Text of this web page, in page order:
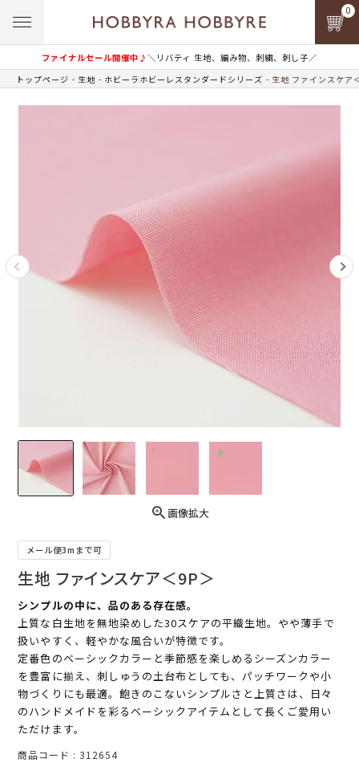
ファイナルセール開催中♪＼リバティ 生地、編み物、刺繍、刺し子／
0
トップページ 生地 ホビーラホビーレスタンダードシリーズ 生地 ファインスケア
画像拡大
メール便3mまで可
生地 ファインスケア＜9P＞
シンプルの中に、品のある存在感。
上質な白生地を無地染めした30スケアの平織生地。やや薄手で
扱いやすく、軽やかな風合いが特徴です。
定番色のベーシックカラーと季節感を楽しめるシーズンカラー
を豊富に揃え、刺しゅうの土台布としても、パッチワークや小
物づくりにも最適。飽きのこないシンプルさと上質さは、日々
のハンドメイドを彩るベーシックアイテムとして長くご愛用い
ただけます。
商品コード 312654